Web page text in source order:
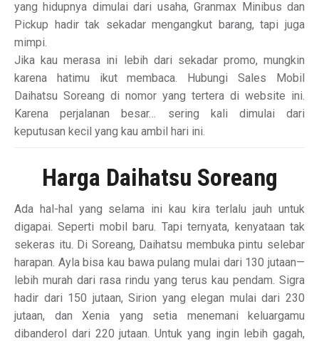
yang hidupnya dimulai dari usaha, Granmax Minibus dan
Pickup hadir tak sekadar mengangkut barang, tapi juga
mimpi.
Jika kau merasa ini lebih dari sekadar promo, mungkin
karena hatimu ikut membaca. Hubungi Sales Mobil
Daihatsu Soreang di nomor yang tertera di website ini.
Karena perjalanan besar… sering kali dimulai dari
keputusan kecil yang kau ambil hari ini.
Harga Daihatsu Soreang
Ada hal-hal yang selama ini kau kira terlalu jauh untuk
digapai. Seperti mobil baru. Tapi ternyata, kenyataan tak
sekeras itu. Di Soreang, Daihatsu membuka pintu selebar
harapan. Ayla bisa kau bawa pulang mulai dari 130 jutaan—
lebih murah dari rasa rindu yang terus kau pendam. Sigra
hadir dari 150 jutaan, Sirion yang elegan mulai dari 230
jutaan, dan Xenia yang setia menemani keluargamu
dibanderol dari 220 jutaan. Untuk yang ingin lebih gagah,